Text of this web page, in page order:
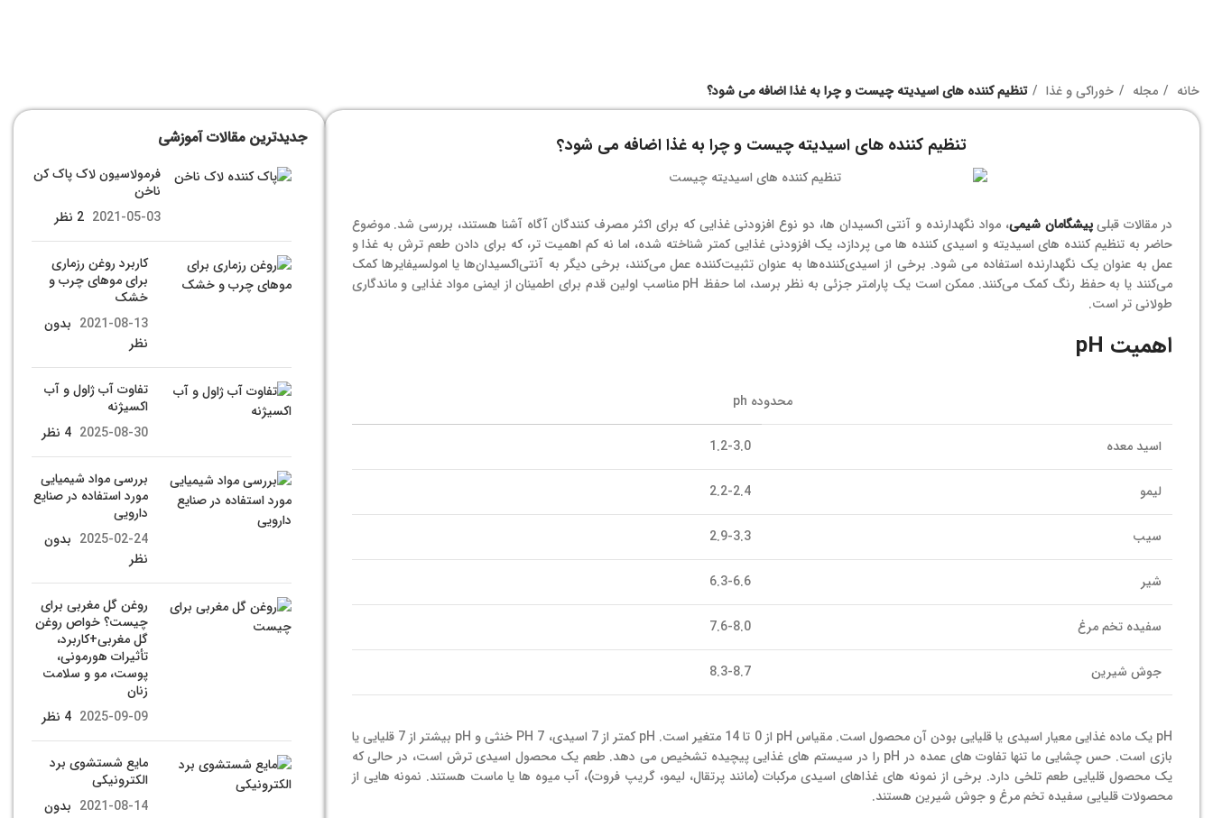
خانه مجله خوراکی و غذا تنظیم کننده های اسیدیته چیست و چرا به غذا اضافه می شود؟
تنظیم کننده های اسیدیته چیست و چرا به غذا اضافه می شود؟
در مقالات قبلیپیشگامان شیمی، مواد نگهدارنده و آنتی اکسیدان ها، دو نوع افزودنی غذایی که برای اکثر مصرف کنندگان آگاه آشنا هستند، بررسی شد. موضوع
حاضر به تنظیم کننده های اسیدیته و اسیدی کننده ها می پردازد، یک افزودنی غذایی کمتر شناخته شده، اما نه کم اهمیت تر، که برای دادن طعم ترش به غذا و
عمل به عنوان یک نگهدارنده استفاده می شود. برخی از اسیدی‌کننده‌ها به عنوان تثبیت‌کننده عمل می‌کنند، برخی دیگر به آنتی‌اکسیدان‌ها یا امولسیفایرها کمک
می‌کنند یا به حفظ رنگ کمک می‌کنند. ممکن است یک پارامتر جزئی به نظر برسد، اما حفظ pH مناسب اولین قدم برای اطمینان از ایمنی مواد غذایی و ماندگاری
طولانی تر است.
اهمیت pH
محدوده ph
اسید معده 1.2-3.0
لیمو 2.2-2.4
سیب 2.9-3.3
شیر 6.3-6.6
سفیده تخم مرغ 7.6-8.0
جوش شیرین 8.3-8.7
pH یک ماده غذایی معیار اسیدی یا قلیایی بودن آن محصول است. مقیاس pH از 0 تا 14 متغیر است. pH کمتر از 7 اسیدی، PH 7 خنثی و pH بیشتر از 7 قلیایی یا
بازی است. حس چشایی ما تنها تفاوت های عمده در pH را در سیستم های غذایی پیچیده تشخیص می دهد. طعم یک محصول اسیدی ترش است، در حالی که
یک محصول قلیایی طعم تلخی دارد. برخی از نمونه های غذاهای اسیدی مرکبات (مانند پرتقال، لیمو، گریپ فروت)، آب میوه ها یا ماست هستند. نمونه هایی از
محصولات قلیایی سفیده تخم مرغ و جوش شیرین هستند.
جدیدترین مقالات آموزشی
فرمولاسیون لاک پاک کن
ناخن
2021-05-03 2 نظر
کاربرد روغن رزماری
برای موهای چرب و
خشک
2021-08-13 بدون
نظر
تفاوت آب ژاول و آب
اکسیژنه
2025-08-30 4 نظر
بررسی مواد شیمیایی
مورد استفاده در صنایع
دارویی
2025-02-24 بدون
نظر
روغن گل مغربی برای
چیست؟ خواص روغن
گل مغربی+کاربرد،
تأثیرات هورمونی،
پوست، مو و سلامت
زنان
2025-09-09 4 نظر
مایع شستشوی برد
الکترونیکی
2021-08-14 بدون